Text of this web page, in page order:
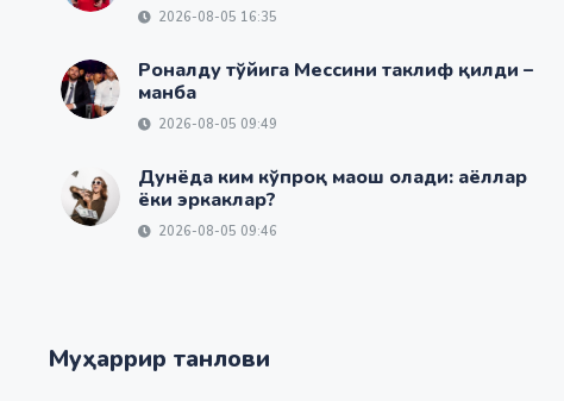
2026-08-05 16:35
Роналду тўйига Мессини таклиф қилди –
манба
2026-08-05 09:49
Дунёда ким кўпроқ маош олади: аёллар
ёки эркаклар?
2026-08-05 09:46
Муҳаррир танлови